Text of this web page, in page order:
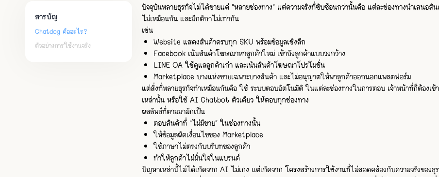
สารบัญ
Chatdog คืออะไร?
ตัวอย่างการใช้งานจริง
ปัจจุบันหลายธุรกิจไม่ได้ขายแค่ “หลายช่องทาง” แต่ความจริงที่ซับซ้อนกว่านั้นคือ แต่ละช่องทางนำเสนอ
ไม่เหมือนกัน และมีกติกาไม่เท่ากัน
เช่น
Website แสดงสินค้าครบทุก SKU พร้อมข้อมูลเชิงลึก
Facebook เน้นสินค้าโฆษณาหาลูกค้าใหม่ เข้าถึงลูกค้าแบบวงกว้าง
LINE OA ใช้ดูแลลูกค้าเก่า และเน้นสินค้าโฆษณาโปรโมชั่น
Marketplace บางแห่งขายเฉพาะบางสินค้า และไม่อนุญาตให้พาลูกค้าออกนอกแพลตฟอร์ม
แต่สิ่งที่หลายธุรกิจทำเหมือนกันคือ ใช้ ระบบตอบอัตโนมัติ ในแต่ละช่องทางในการตอบ เจ้าหน้าที่ก็ต้องเข้
เหล่านั้น หรือใช้ AI Chatbot ตัวเดียว ให้ตอบทุกช่องทาง
ผลลัพธ์ที่ตามมามักเป็น
ตอบสินค้าที่ “ไม่มีขาย” ในช่องทางนั้น
ให้ข้อมูลผิดเงื่อนไขของ Marketplace
ใช้ภาษาไม่ตรงกับบริบทของลูกค้า
ทำให้ลูกค้าไม่มั่นใจในแบรนด์
ปัญหาเหล่านี้ไม่ได้เกิดจาก AI ไม่เก่ง แต่เกิดจาก โครงสร้างการใช้งานที่ไม่สอดคล้องกับความจริงของธุ